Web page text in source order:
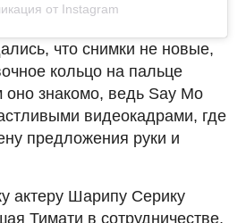
от Instagram
что снимки не новые,
кольцо на пальце
знакомо, ведь Say Mo
видеокадрами, где
предложения руки и
актеру Шарипу Серику
Тимати в сотрудничестве,